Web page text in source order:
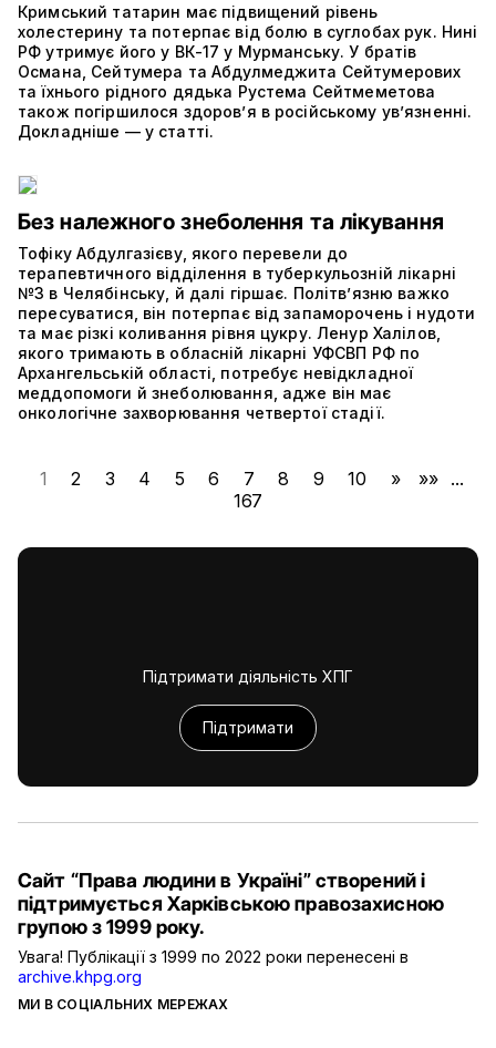
Кримський татарин має підвищений рівень
холестерину та потерпає від болю в суглобах рук. Нині
РФ утримує його у ВК-17 у Мурманську. У братів
Османа, Сейтумера та Абдулмеджита Сейтумерових
та їхнього рідного дядька Рустема Сейтмеметова
також погіршилося здоров’я в російському ув’язненні.
Докладніше — у статті.
Без належного знеболення та лікування
Тофіку Абдулгазієву, якого перевели до
терапевтичного відділення в туберкульозній лікарні
№3 в Челябінську, й далі гіршає. Політвʼязню важко
пересуватися, він потерпає від запаморочень і нудоти
та має різкі коливання рівня цукру. Ленур Халілов,
якого тримають в обласній лікарні УФСВП РФ по
Архангельській області, потребує невідкладної
меддопомоги й знеболювання, адже він має
онкологічне захворювання четвертої стадії.
1 2 3 4 5 6 7 8 9 10 » »» ...
167
Підтримати діяльність ХПГ
Підтримати
МИ В СОЦІАЛЬНИХ МЕРЕЖАХ
Сайт “Права людини в Україні” створений і
підтримується Харківською правозахисною
групою з 1999 року.
Увага! Публікації з 1999 по 2022 роки перенесені в
archive.khpg.org